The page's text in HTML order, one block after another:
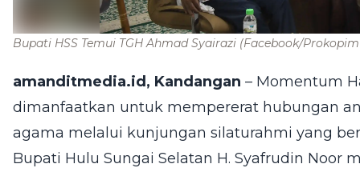
Bupati HSS Temui TGH Ahmad Syairazi (Facebook/Prokopim
amanditmedia.id, Kandangan – Momentum
dimanfaatkan untuk mempererat hubungan
agama melalui kunjungan silaturahmi yang
Bupati Hulu Sungai Selatan H. Syafrudin Noor